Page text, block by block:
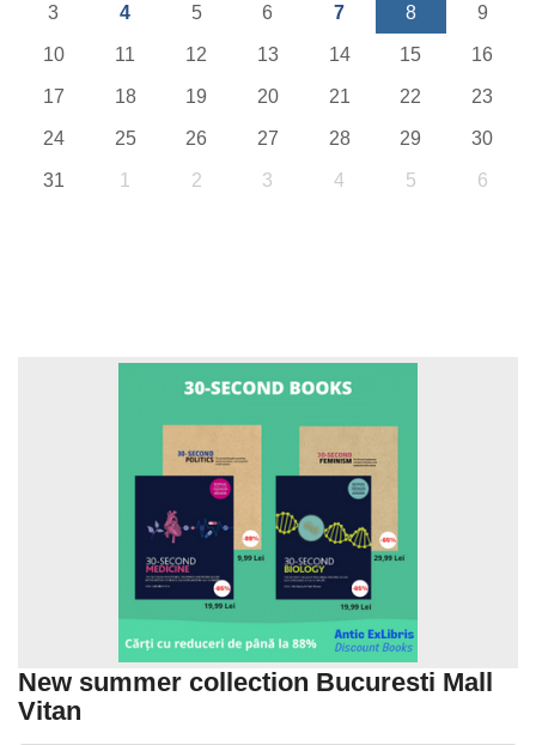
3 4 5 6 7 8 9
10 11 12 13 14 15 16
17 18 19 20 21 22 23
24 25 26 27 28 29 30
31 1 2 3 4 5 6
New summer collection Bucuresti Mall
Vitan